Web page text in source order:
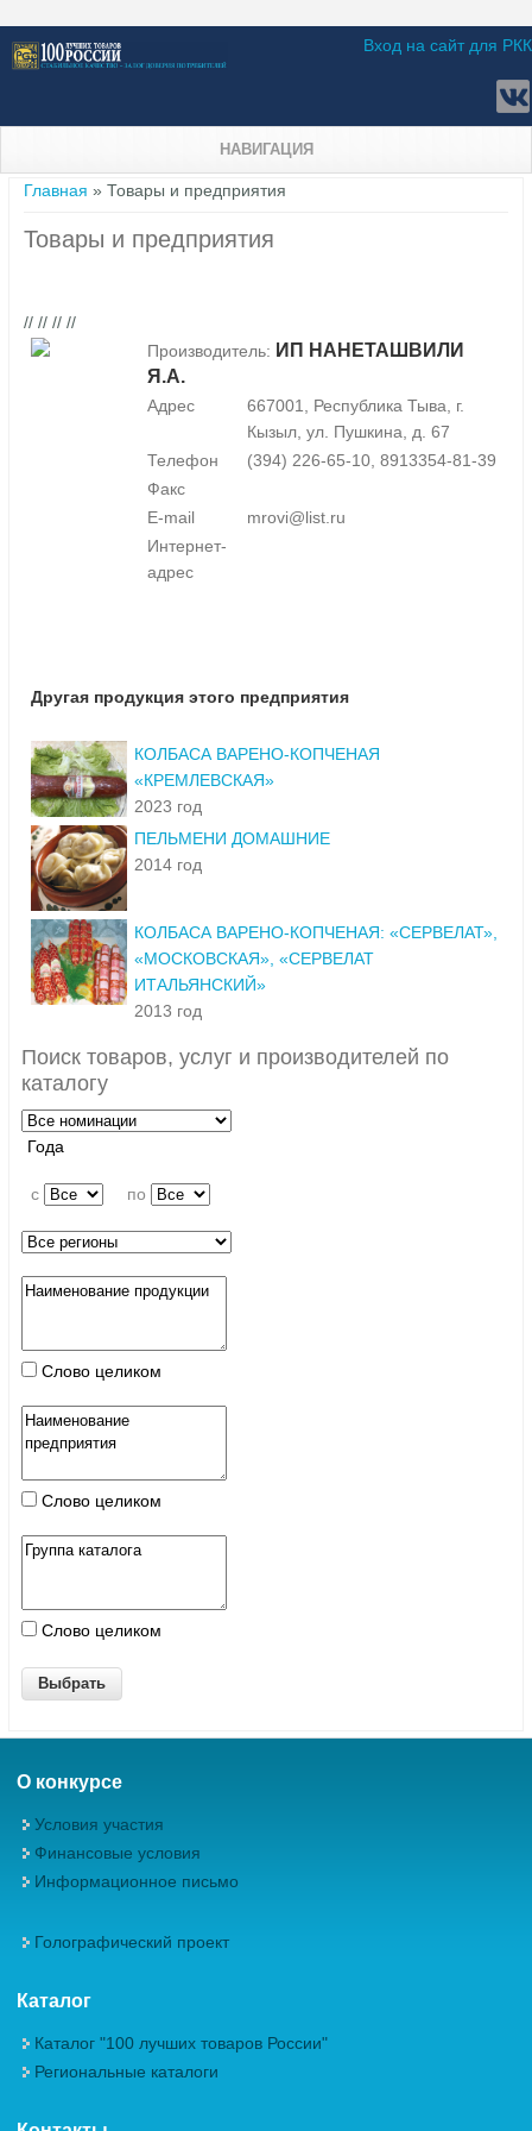
Вход на сайт для РКК
НАВИГАЦИЯ
Вы здесь
Главная » Товары и предприятия
Товары и предприятия
// // // //
Производитель: ИП НАНЕТАШВИЛИ
Я.А.
Адрес
667001, Республика Тыва, г.
Кызыл, ул. Пушкина, д. 67
Телефон
(394) 226-65-10, 8913354-81-39
Факс
E-mail
mrovi@list.ru
Интернет-
адрес
Другая продукция этого предприятия
КОЛБАСА ВАРЕНО-КОПЧЕНАЯ
«КРЕМЛЕВСКАЯ»
2023 год
ПЕЛЬМЕНИ ДОМАШНИЕ
2014 год
КОЛБАСА ВАРЕНО-КОПЧЕНАЯ: «СЕРВЕЛАТ»,
«МОСКОВСКАЯ», «СЕРВЕЛАТ
ИТАЛЬЯНСКИЙ»
2013 год
Поиск товаров, услуг и производителей по
каталогу
Года
c по
Слово целиком
Слово целиком
Слово целиком
О конкурсе
Условия участия
Финансовые условия
Информационное письмо
Голографический проект
Каталог
Каталог "100 лучших товаров России"
Региональные каталоги